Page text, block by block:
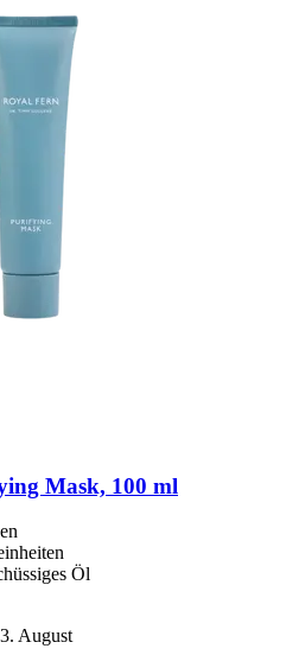
Mask, 100 ml
Öl
August